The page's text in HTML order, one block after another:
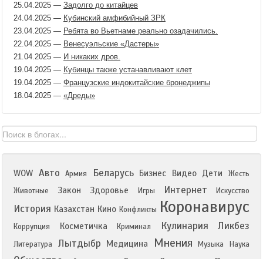
25.04.2025 — Задолго до китайцев
24.04.2025 — Кубинский амфибийный ЗРК
23.04.2025 — Ребята во Вьетнаме реально озадачились.
22.04.2025 — Венесуэльские «Дастеры»
21.04.2025 — И никаких дров.
19.04.2025 — Кубинцы также устанавливают клет
19.04.2025 — Французские индокитайские бронеджипы
18.04.2025 — «Дреды»
WOW Авто Армия Беларусь Бизнес Видео Дети
Жесть
Животные
Закон Здоровье Игры Интернет Искусство
История Казахстан Кино Конфликты Коронавирус
Коррупция Косметичка Криминал Кулинария Ликбез
Литература Лытдыбр Медицина Мнения Музыка Наука